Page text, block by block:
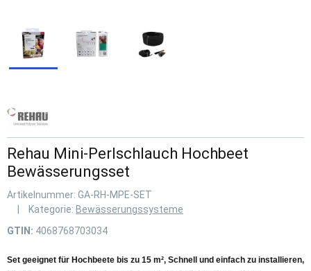
Rehau Mini-Perlschlauch Hochbeet
Bewässerungsset
Artikelnummer: GA-RH-MPE-SET
Kategorie: Bewässerungssysteme
GTIN: 4068768703034
Set geeignet für Hochbeete bis zu 15 m², Schnell und einfach zu installieren,